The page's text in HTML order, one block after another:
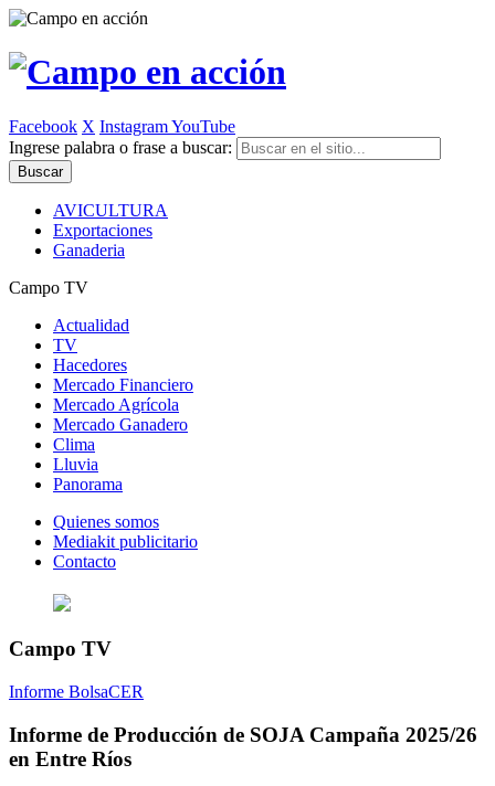
Facebook X InstagramYouTube
Ingrese palabra o frase a buscar:
AVICULTURA
Exportaciones
Ganaderia
Campo TV
Actualidad
TV
Hacedores
Mercado Financiero
Mercado Agrícola
Mercado Ganadero
Clima
Lluvia
Panorama
Quienes somos
Mediakit publicitario
Contacto
Campo TV
Informe BolsaCER
Informe de Producción de SOJA Campaña 2025/26
en Entre Ríos